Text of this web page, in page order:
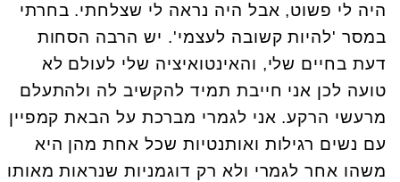
היה לי פשוט, אבל היה נראה לי שצלחתי. בחרתי
במסר 'להיות קשובה לעצמי'. יש הרבה הסחות
דעת בחיים שלי, והאינטואיציה שלי לעולם לא
טועה לכן אני חייבת תמיד להקשיב לה ולהתעלם
מרעשי הרקע. אני לגמרי מברכת על הבאת קמפיין
עם נשים רגילות ואותנטיות שכל אחת מהן היא
משהו אחר לגמרי ולא רק דוגמניות שנראות מאותו